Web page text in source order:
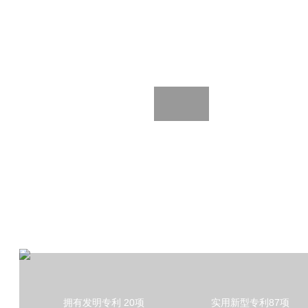
拥有发明专利 20项 实用新型专利87项